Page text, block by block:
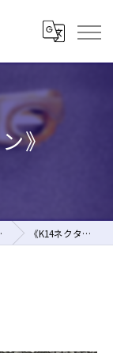
》
《K14ネクタイピン》